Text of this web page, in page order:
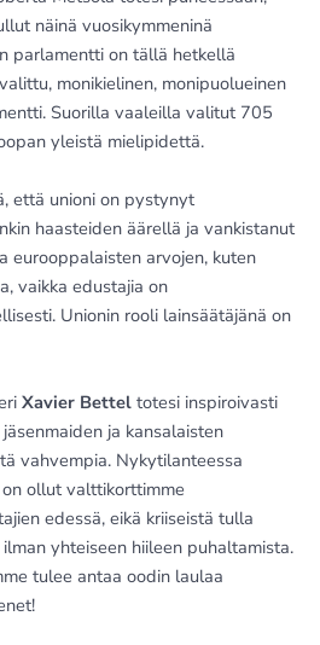
näinä vuosikymmeninä
parlamentti on tällä hetkellä
monikielinen, monipuolueinen
Suorilla vaaleilla valitut 705
yleistä mielipidettä.
että unioni on pystynyt
haasteiden äärellä ja vankistanut
eurooppalaisten arvojen, kuten
vaikka edustajia on
Unionin rooli lainsäätäjänä on
Xavier Bettel totesi inspiroivasti
ja kansalaisten
vahvempia. Nykytilanteessa
ollut valttikorttimme
edessä, eikä kriiseistä tulla
yhteiseen hiileen puhaltamista.
tulee antaa oodin laulaa